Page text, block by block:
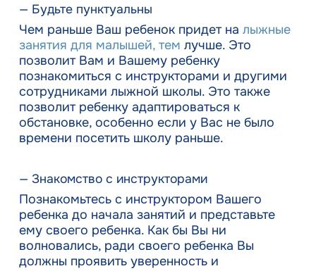
— Будьте пунктуальны
Чем раньше Ваш ребенок придет на лыжные
занятия для малышей, тем лучше. Это
позволит Вам и Вашему ребенку
познакомиться с инструкторами и другими
сотрудниками лыжной школы. Это также
позволит ребенку адаптироваться к
обстановке, особенно если у Вас не было
времени посетить школу раньше.
— Знакомство с инструкторами
Познакомьтесь с инструктором Вашего
ребенка до начала занятий и представьте
ему своего ребенка. Как бы Вы ни
волновались, ради своего ребенка Вы
должны проявить уверенность и